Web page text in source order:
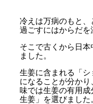
冷えは万病のもと
過ごすにはからだを
そこで古くから日
ました。
生姜に含まれる「シ
になることが分か
味では生姜の有用
生姜」を選びました